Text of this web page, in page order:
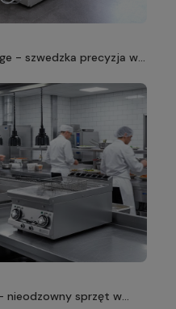
- szwedzka precyzja w
nieodzowny sprzęt w